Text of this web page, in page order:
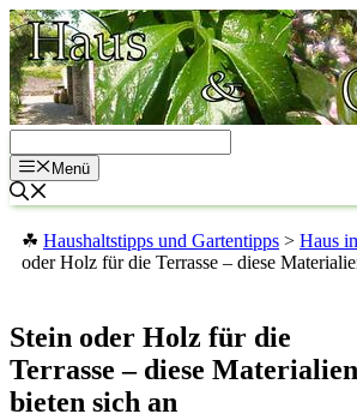
Zum
Inhalt
springen
Menü
☘ Haushaltstipps und Gartentipps > Haus
oder Holz für die Terrasse – diese
Stein oder Holz für die
Terrasse – diese Materialien
bieten sich an